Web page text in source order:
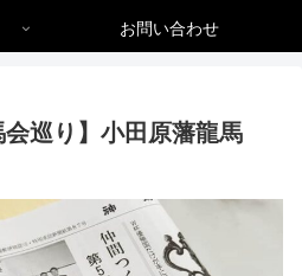
お問い合わせ
会巡り】小田原藩龍馬